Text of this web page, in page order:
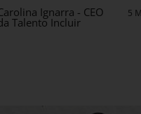
Ignarra - CEO
Talento Incluir
5